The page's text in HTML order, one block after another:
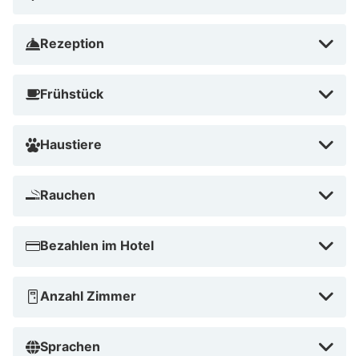
Rezeption
Frühstück
Haustiere
Rauchen
Bezahlen im Hotel
Anzahl Zimmer
Sprachen